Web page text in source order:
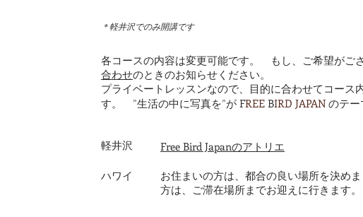
＊軽井沢でのみ開講です
各コースの内容は変更可能です。 もし、ご希望がござ
合わせのときのお知らせください。
プライベートレッスンなので、目的に合わせてコース
す。 ”生活の中に写真を”が FREE BIRD JAPAN のテ
軽井沢 Free Bird Japanのアトリエ
ハワイ
お住まいの方は、都合の良い場所を決め
方は、ご滞在場所までお迎えに行きます。